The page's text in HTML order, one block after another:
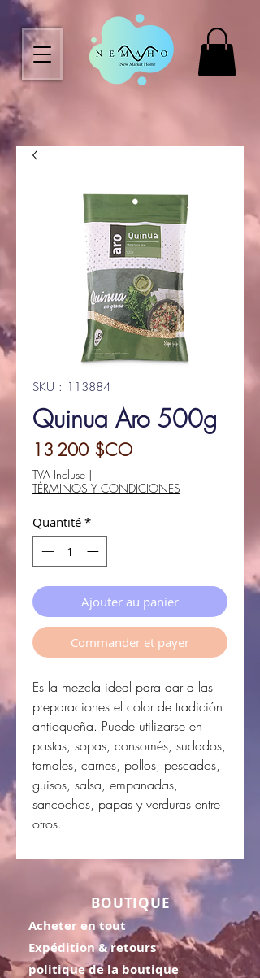
SKU : 113884
Quinua Aro 500g
13 200 $COPrix
TVA Incluse |
TÉRMINOS Y CONDICIONES
Quantité *
Ajouter au panier
Commander et payer
Es la mezcla ideal para dar a las
preparaciones el color de tradición
antioqueña. Puede utilizarse en
pastas, sopas, consomés, sudados,
tamales, carnes, pollos, pescados,
guisos, salsa, empanadas,
sancochos, papas y verduras entre
otros.
BOUTIQUE
Acheter en tout
Expédition & retours
politique de la boutique